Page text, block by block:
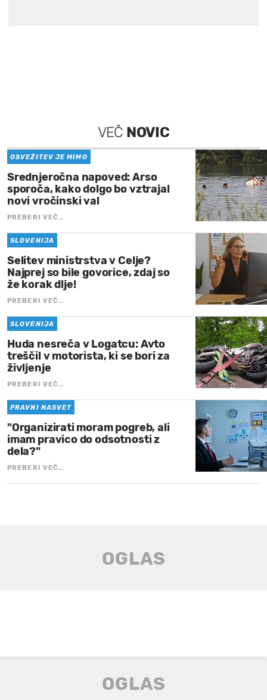
VEČ NOVIC
OSVEŽITEV JE MIMO
Srednjeročna napoved: Arso
sporoča, kako dolgo bo vztrajal
novi vročinski val
PREBERI VEČ…
SLOVENIJA
Selitev ministrstva v Celje?
Najprej so bile govorice, zdaj so
že korak dlje!
PREBERI VEČ…
SLOVENIJA
Huda nesreča v Logatcu: Avto
treščil v motorista, ki se bori za
življenje
PREBERI VEČ…
PRAVNI NASVET
"Organizirati moram pogreb, ali
imam pravico do odsotnosti z
dela?"
PREBERI VEČ…